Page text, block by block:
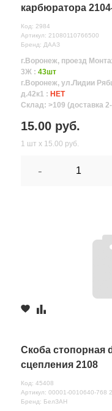
карбюратора
Код: 2984
Артикул: 21080110766500
Бренд: ДААЗ
г.Воронеж, проезд
3Ж : 43шт
г.Воронеж, ул.Лидии
д.42к1 : НЕТ
Склад: >109 (доставка
15.00 руб.
1 шт х 15.00 руб.
-
Скоба стопорная
сцепления 2108
Код: 45408
Артикул: 00001-0010640-768 2
Бренд: БелЗАН